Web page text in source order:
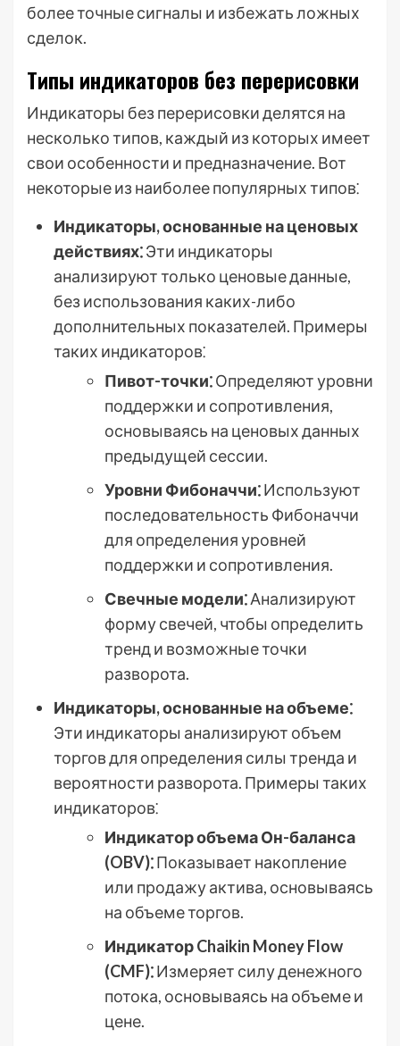
более точные сигналы и избежать ложных
сделок.
Типы индикаторов без перерисовки
Индикаторы без перерисовки делятся на
несколько типов, каждый из которых имеет
свои особенности и предназначение. Вот
некоторые из наиболее популярных типов⁚
Индикаторы, основанные на ценовых
действиях⁚Эти индикаторы
анализируют только ценовые данные,
без использования каких-либо
дополнительных показателей. Примеры
таких индикаторов⁚
Пивот-точки⁚Определяют уровни
поддержки и сопротивления,
основываясь на ценовых данных
предыдущей сессии.
Уровни Фибоначчи⁚Используют
последовательность Фибоначчи
для определения уровней
поддержки и сопротивления.
Свечные модели⁚Анализируют
форму свечей, чтобы определить
тренд и возможные точки
разворота.
Индикаторы, основанные на объеме⁚
Эти индикаторы анализируют объем
торгов для определения силы тренда и
вероятности разворота. Примеры таких
индикаторов⁚
Индикатор объема Он-баланса
(OBV)⁚Показывает накопление
или продажу актива, основываясь
на объеме торгов.
Индикатор Chaikin Money Flow
(CMF)⁚Измеряет силу денежного
потока, основываясь на объеме и
цене.